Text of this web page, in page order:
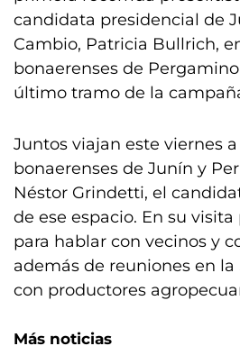
candidata presidencial de
Cambio, Patricia Bullrich,
bonaerenses de
último tramo de la
Juntos viajan este viernes
bonaerenses de Junín y
Néstor Grindetti, el
de ese espacio. En su
para hablar con vecinos y
además de reuniones en la
con productores
Más noticias